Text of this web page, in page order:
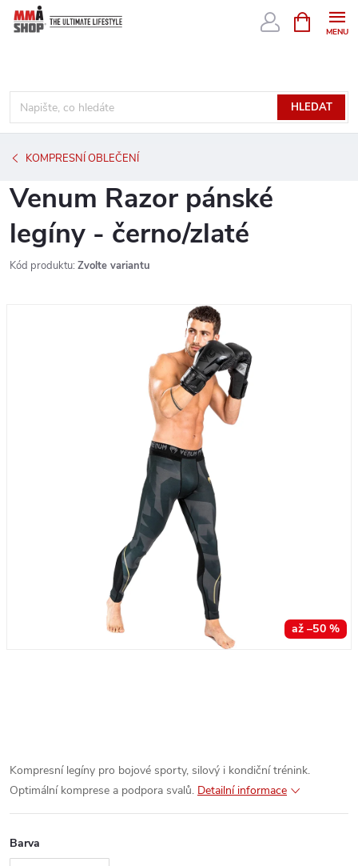
Přejít
HLEDAT
NÁKUPNÍ
KOŠÍK
KOMPRESNÍ OBLEČENÍ
Venum Razor pánské
legíny - černo/zlaté
Kód produktu: Zvolte variantu
až –50 %
Kompresní legíny pro bojové sporty, silový i kondiční trénink.
Optimální komprese a podpora svalů. Detailní informace
Barva